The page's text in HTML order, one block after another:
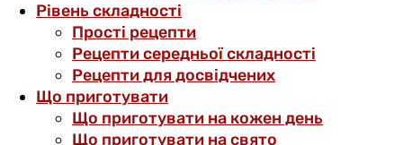
Рівень складності
Прості рецепти
Рецепти середньої складності
Рецепти для досвідчених
Що приготувати
Що приготувати на кожен день
Що приготувати на свято